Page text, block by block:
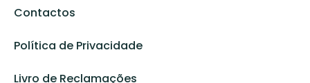
Contactos
Política de Privacidade
Livro de Reclamações